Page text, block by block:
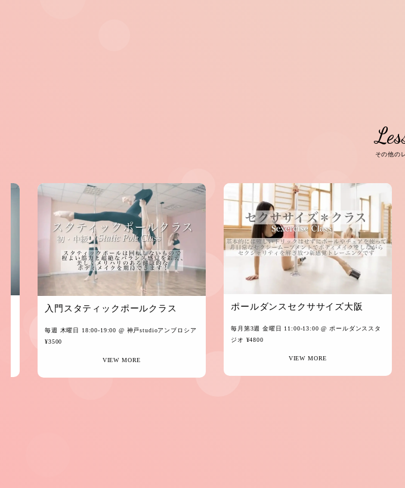
その他の
入門スタティックポールクラス
毎週 木曜日 18:00-19:00 @ 神戸studioアンブロシア
¥3500
VIEW MORE
ポールダンスセクササイズ大阪
毎月第3週 金曜日 11:00-13:00@ ポールダンススタ
ジオ ¥4800
VIEW MORE